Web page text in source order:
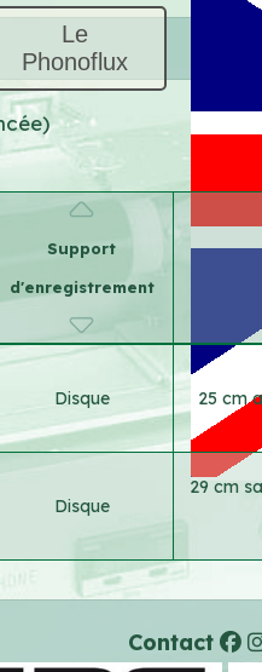
Le
Phonoflux
Support
d'enregistrement
Disque 25 cm
Disque
29 cm
Contact